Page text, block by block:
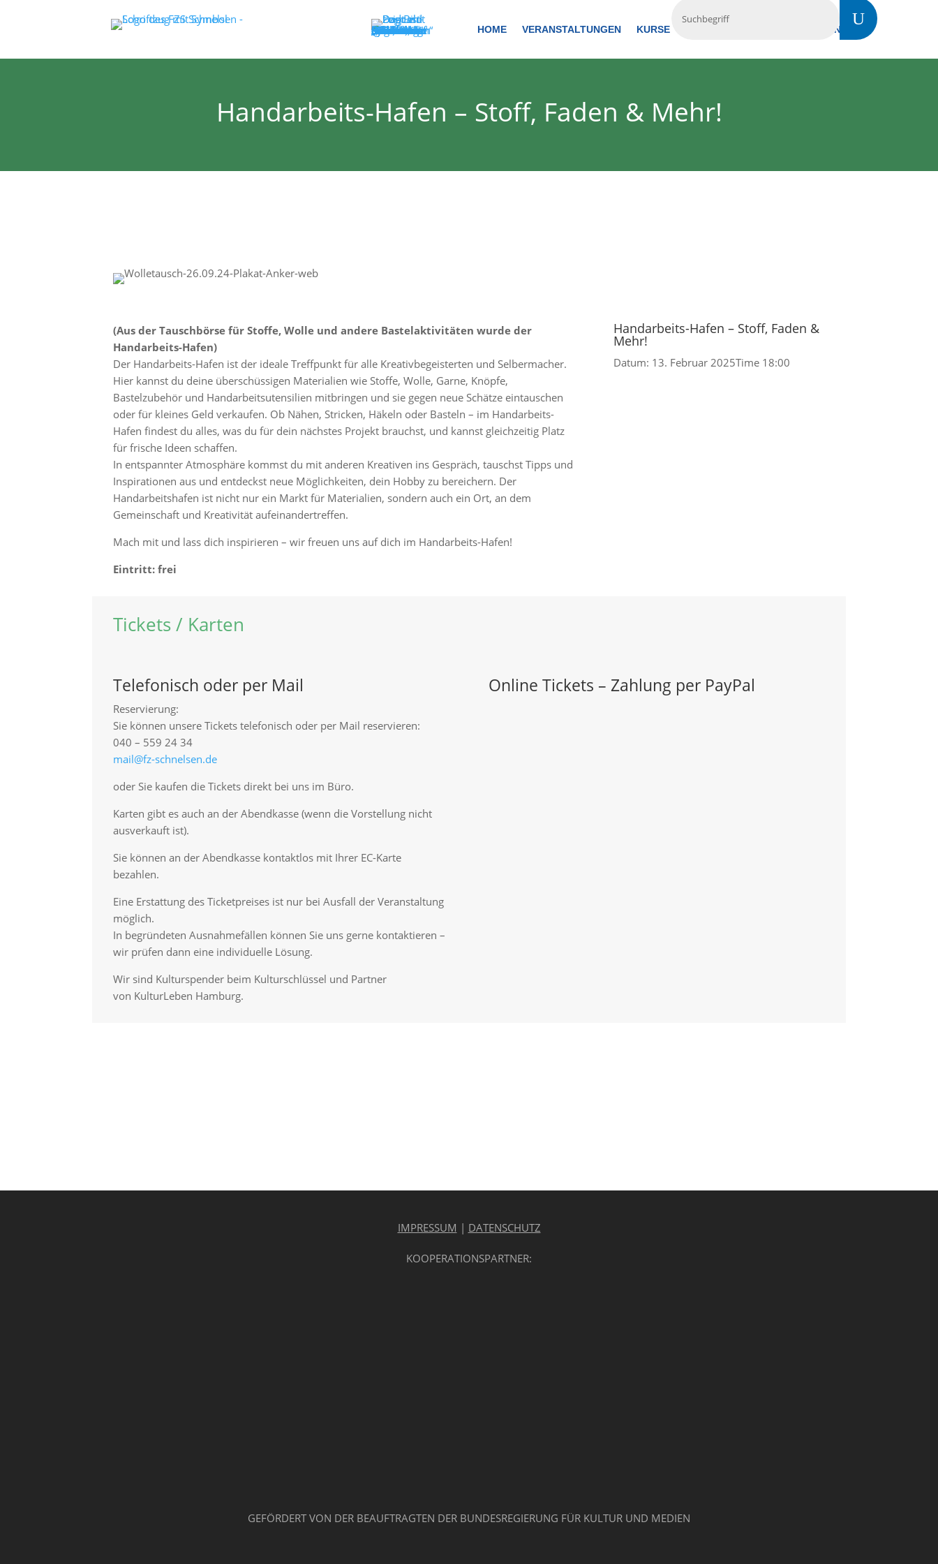
HOME VERANSTALTUNGEN KURSE KONTAKT
Handarbeits-Hafen – Stoff, Faden & Mehr!
(Aus der Tauschbörse für Stoffe, Wolle und andere Bastelaktivitäten wurde der
Handarbeits-Hafen)
Der Handarbeits-Hafen ist der ideale Treffpunkt für alle Kreativbegeisterten und Selbermacher.
Hier kannst du deine überschüssigen Materialien wie Stoffe, Wolle, Garne, Knöpfe,
Bastelzubehör und Handarbeitsutensilien mitbringen und sie gegen neue Schätze eintauschen
oder für kleines Geld verkaufen. Ob Nähen, Stricken, Häkeln oder Basteln – im Handarbeits-
Hafen findest du alles, was du für dein nächstes Projekt brauchst, und kannst gleichzeitig Platz
für frische Ideen schaffen.
In entspannter Atmosphäre kommst du mit anderen Kreativen ins Gespräch, tauschst Tipps und
Inspirationen aus und entdeckst neue Möglichkeiten, dein Hobby zu bereichern. Der
Handarbeitshafen ist nicht nur ein Markt für Materialien, sondern auch ein Ort, an dem
Gemeinschaft und Kreativität aufeinandertreffen.
Mach mit und lass dich inspirieren – wir freuen uns auf dich im Handarbeits-Hafen!
Eintritt: frei
Handarbeits-Hafen – Stoff, Faden &
Mehr!
Datum: 13. Februar 2025Time 18:00
Tickets / Karten
Telefonisch oder per Mail
Reservierung:
Sie können unsere Tickets telefonisch oder per Mail reservieren:
040 – 559 24 34
mail@fz-schnelsen.de
oder Sie kaufen die Tickets direkt bei uns im Büro.
Karten gibt es auch an der Abendkasse (wenn die Vorstellung nicht
ausverkauft ist).
Sie können an der Abendkasse kontaktlos mit Ihrer EC-Karte
bezahlen.
Eine Erstattung des Ticketpreises ist nur bei Ausfall der Veranstaltung
möglich.
In begründeten Ausnahmefällen können Sie uns gerne kontaktieren –
wir prüfen dann eine individuelle Lösung.
Wir sind Kulturspender beim Kulturschlüssel und Partner
von KulturLeben Hamburg.
Online Tickets – Zahlung per PayPal
IMPRESSUM | DATENSCHUTZ
KOOPERATIONSPARTNER:
GEFÖRDERT VON DER BEAUFTRAGTEN DER BUNDESREGIERUNG FÜR KULTUR UND MEDIEN